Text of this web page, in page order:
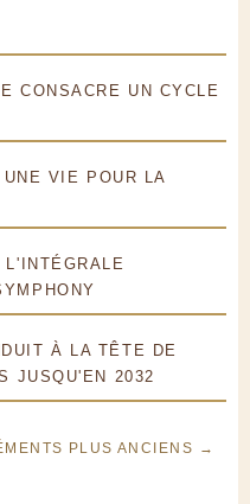
CONSACRE UN CYCLE
VIE POUR LA
À LA TÊTE DE
JUSQU'EN 2032
PLUS ANCIENS →